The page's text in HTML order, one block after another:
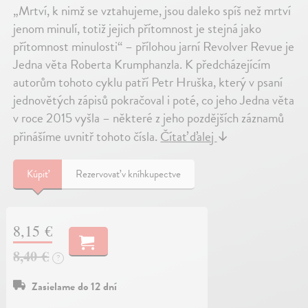
„Mrtví, k nimž se vztahujeme, jsou daleko spíš než mrtví
jenom minulí, totiž jejich přítomnost je stejná jako
přítomnost minulosti“ – přílohou jarní Revolver Revue je
Jedna věta Roberta Krumphanzla. K předcházejícím
autorům tohoto cyklu patří Petr Hruška, který v psaní
jednovětých zápisů pokračoval i poté, co jeho Jedna věta
v roce 2015 vyšla – některé z jeho pozdějších záznamů
přinášíme uvnitř tohoto čísla.Čítať ďalej↓
Kúpiť Rezervovať v kníhkupectve
8,15 €
8,40 €
?
Zasielame do 12 dní